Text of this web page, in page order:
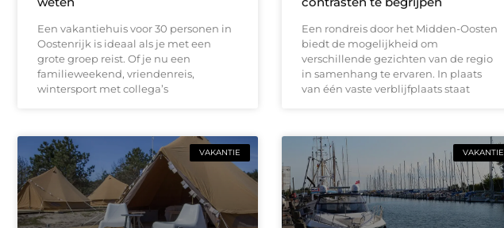
Een vakantiehuis voor 30 personen in
Oostenrijk is ideaal als je met een
grote groep reist. Of je nu een
familieweekend, vriendenreis,
wintersport met collega’s
Een rondreis door het Midden-Oosten
biedt de mogelijkheid om
verschillende gezichten van de regio
in samenhang te ervaren. In plaats
van één vaste verblijfplaats staat
VAKANTIE VAKANTIE